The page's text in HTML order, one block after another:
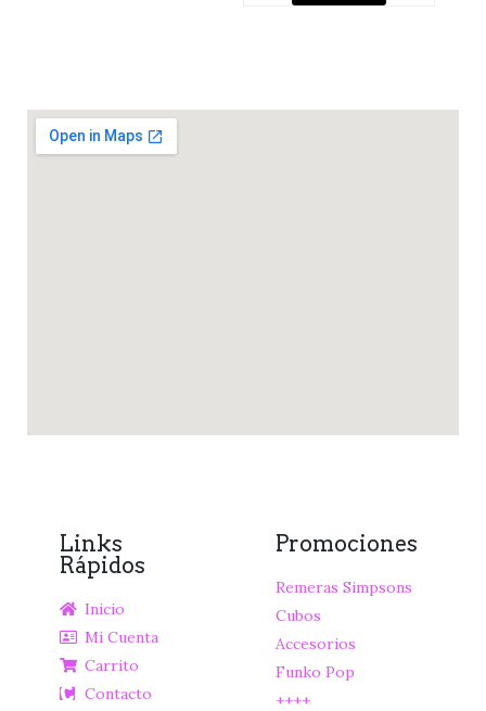
Links
Rápidos
Inicio
Mi Cuenta
Carrito
Contacto
Promociones
Remeras Simpsons
Cubos
Accesorios
Funko Pop
++++